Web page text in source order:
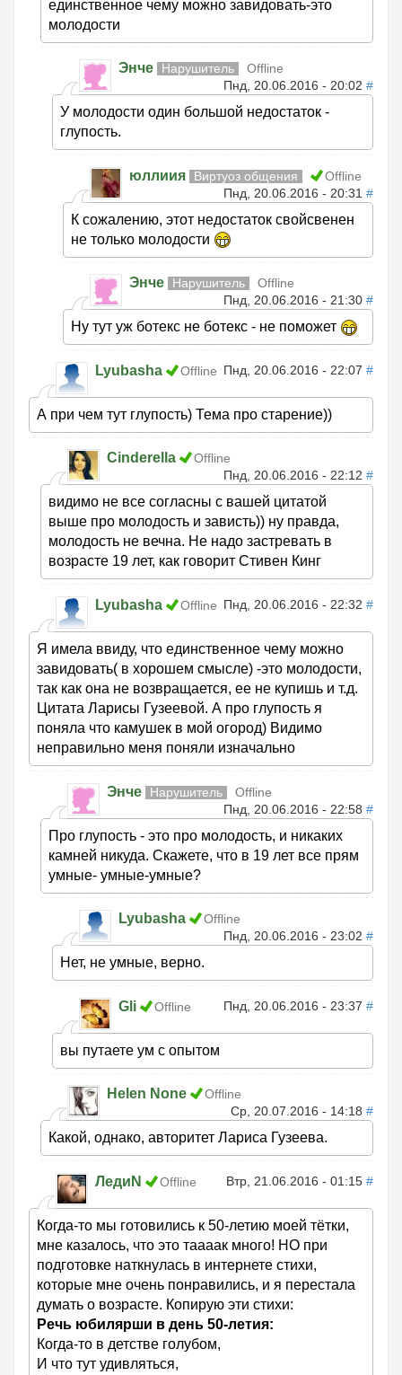
единственное чему можно завидовать-это
молодости
Энче Нарушитель
Offline
Пнд, 20.06.2016 - 20:02 #
У молодости один большой недостаток -
глупость.
юллиия Виртуоз общения
Offline
Пнд, 20.06.2016 - 20:31 #
К сожалению, этот недостаток свойсвенен
не только молодости
Энче Нарушитель
Offline
Пнд, 20.06.2016 - 21:30 #
Ну тут уж ботекс не ботекс - не поможет
Lyubasha Offline Пнд, 20.06.2016 - 22:07 #
А при чем тут глупость) Тема про старение))
Cinderella
Offline
Пнд, 20.06.2016 - 22:12 #
видимо не все согласны с вашей цитатой
выше про молодость и зависть)) ну правда,
молодость не вечна. Не надо застревать в
возрасте 19 лет, как говорит Стивен Кинг
Lyubasha Offline Пнд, 20.06.2016 - 22:32 #
Я имела ввиду, что единственное чему можно
завидовать( в хорошем смысле) -это молодости,
так как она не возвращается, ее не купишь и т.д.
Цитата Ларисы Гузеевой. А про глупость я
поняла что камушек в мой огород) Видимо
неправильно меня поняли изначально
Энче Нарушитель
Offline
Пнд, 20.06.2016 - 22:58 #
Про глупость - это про молодость, и никаких
камней никуда. Скажете, что в 19 лет все прям
умные- умные-умные?
Lyubasha
Offline
Пнд, 20.06.2016 - 23:02 #
Нет, не умные, верно.
Gli Offline Пнд, 20.06.2016 - 23:37 #
вы путаете ум с опытом
Helen None
Offline
Ср, 20.07.2016 - 14:18 #
Какой, однако, авторитет Лариса Гузеева.
ЛедиN Offline Втр, 21.06.2016 - 01:15 #
Когда-то мы готовились к 50-летию моей тётки,
мне казалось, что это таааак много! НО при
подготовке наткнулась в интернете стихи,
которые мне очень понравились, и я перестала
думать о возрасте. Копирую эти стихи:
Речь юбилярши в день 50-летия:
Когда-то в детстве голубом,
И что тут удивляться,